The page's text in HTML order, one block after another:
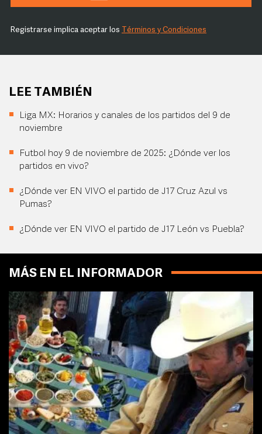
Registrarse implica aceptar los Términos y Condiciones
LEE TAMBIÉN
Liga MX: Horarios y canales de los partidos del 9 de
noviembre
Futbol hoy 9 de noviembre de 2025: ¿Dónde ver los
partidos en vivo?
¿Dónde ver EN VIVO el partido de J17 Cruz Azul vs
Pumas?
¿Dónde ver EN VIVO el partido de J17 León vs Puebla?
MÁS EN EL INFORMADOR